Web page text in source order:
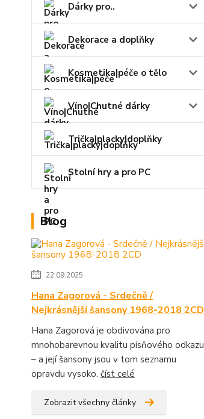
Dárky pro..
Dekorace a doplňky
Kosmetika|péče o tělo
Víno|Chutné dárky
Trička|placky|doplňky
Stolní hry a pro PC
Blog
22.09.2025
Hana Zagorová - Srdečně /
Nejkrásnější šansony 1968-2018 2CD
Hana Zagorová je obdivována pro
mnohobarevnou kvalitu písňového odkazu
– a její šansony jsou v tom seznamu
opravdu vysoko. číst celé
Zobrazit všechny články